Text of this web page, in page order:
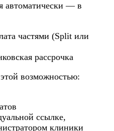
автоматически — в
частями (Split или
рассрочка
возможностью:
ссылке,
клиники